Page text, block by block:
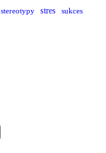
stereotypy stres sukces